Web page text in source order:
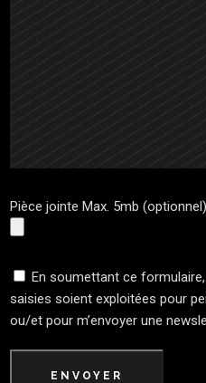
Pièce jointe Max. 5mb (optionnel)
En soumettant ce
saisies soient exploitées pour
ou/et pour m’envoyer une
ENVOYER